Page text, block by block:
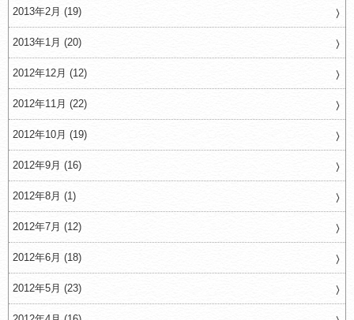
2013年2月 (19)
2013年1月 (20)
2012年12月 (12)
2012年11月 (22)
2012年10月 (19)
2012年9月 (16)
2012年8月 (1)
2012年7月 (12)
2012年6月 (18)
2012年5月 (23)